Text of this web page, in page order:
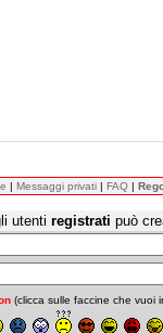
| Messaggi privati | FAQ |
utenti registrati può
(clicca sulle faccine che vuoi